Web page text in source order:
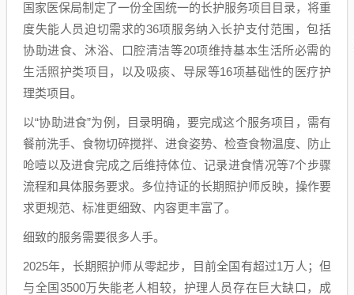
国家医保局制定了一份全国统一的长护服务项目目录，将重
度失能人员迫切需求的36项服务纳入长护支付范围，包括
协助进食、沐浴、口腔清洁等20项维持基本生活所必需的
生活照护类项目，以及吸痰、导尿等16项基础性的医疗护
理类项目。
以“协助进食”为例，目录明确，要完成这个服务项目，需有
餐前洗手、食物切碎搅拌、进食姿势、检查食物温度、防止
呛噎以及进食完成之后维持体位、记录进食情况等7个步骤
流程和具体服务要求。多位持证的长期照护师反映，操作要
求更规范、标准更细致、内容更丰富了。
细致的服务需要很多人手。
2025年，长期照护师从零起步，目前全国有超过1万人；但
与全国3500万失能老人相较，护理人员存在巨大缺口，成